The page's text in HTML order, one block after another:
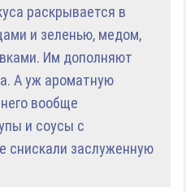
раскрывается в
и зеленью, медом,
Им дополняют
А уж ароматную
вообще
и соусы с
снискали заслуженную